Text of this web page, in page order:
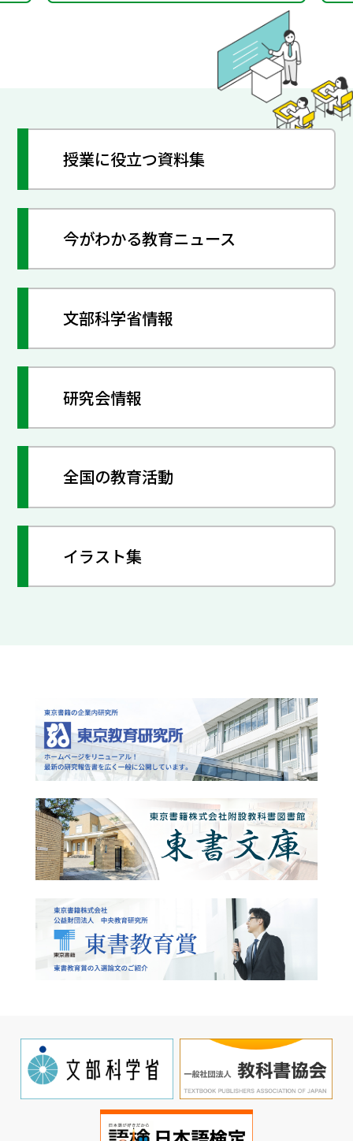
授業に役立つ資料集
今がわかる教育ニュース
文部科学省情報
研究会情報
全国の教育活動
イラスト集